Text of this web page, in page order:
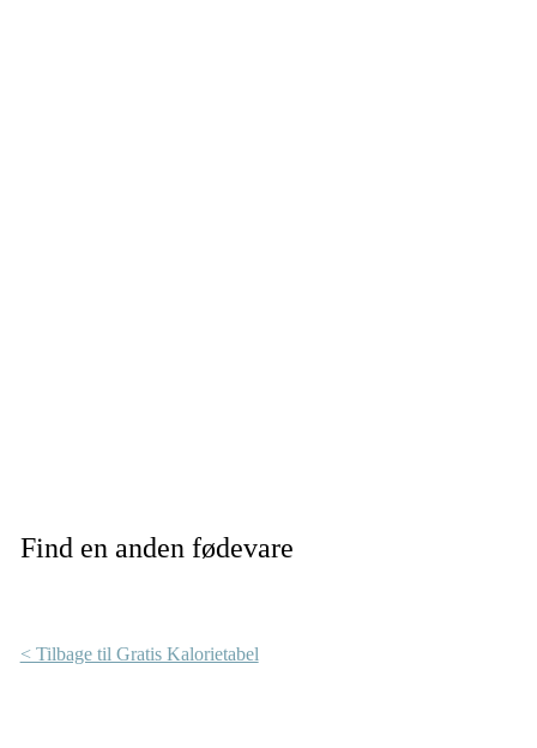
Find en anden fødevare
< Tilbage til Gratis Kalorietabel